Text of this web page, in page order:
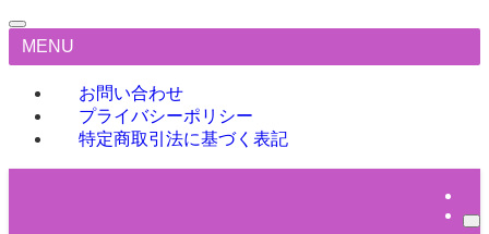
MENU
お問い合わせ
プライバシーポリシー
特定商取引法に基づく表記